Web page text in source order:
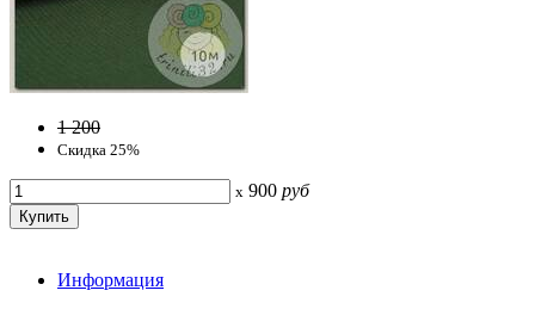
1 200
Скидка 25%
x 900 руб
Информация